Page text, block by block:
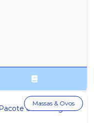
Massas & Ovos